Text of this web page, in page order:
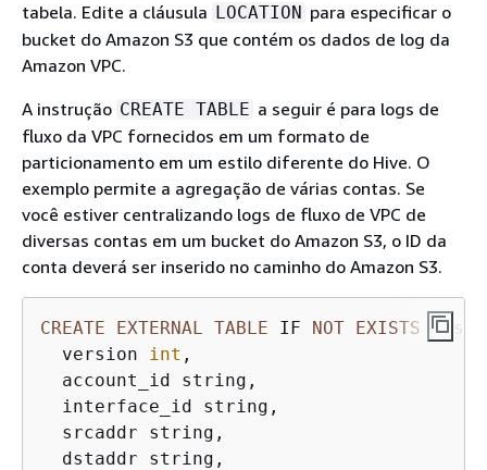
tabela. Edite a cláusula LOCATION para especificar o
bucket do Amazon S3 que contém os dados de log da
Amazon VPC.
A instrução CREATE TABLE a seguir é para logs de
fluxo da VPC fornecidos em um formato de
particionamento em um estilo diferente do Hive. O
exemplo permite a agregação de várias contas. Se
você estiver centralizando logs de fluxo de VPC de
diversas contas em um bucket do Amazon S3, o ID da
conta deverá ser inserido no caminho do Amazon S3.
CREATE EXTERNAL TABLE IF NOT EXISTS
  version
int ,
  account_id string,
  interface_id string,
  srcaddr string,
  dstaddr string,